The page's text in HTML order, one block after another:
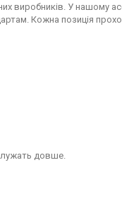
виробників. У нашому
Кожна позиція
довше.